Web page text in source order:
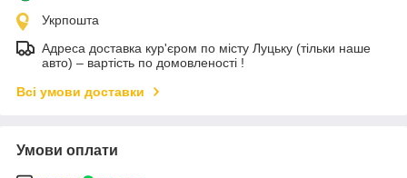
Укрпошта
Адреса доставка кур'єром по місту Луцьку (тільки наше
авто) – вартість по домовленості !
Всі умови доставки
Умови оплати